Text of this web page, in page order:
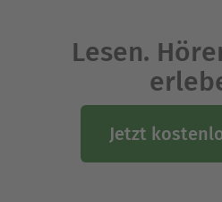
Lesen.
Jetzt